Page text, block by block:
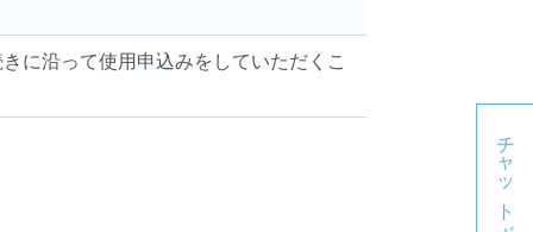
に沿って使用申込みをしていただくこ